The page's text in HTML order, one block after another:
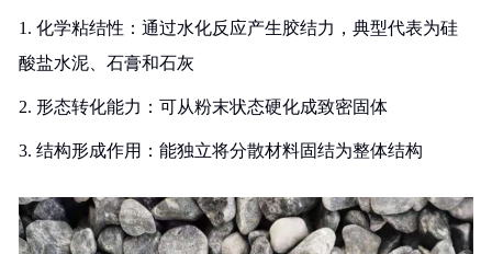
1. 化学粘结性：通过水化反应产生胶结力，典型代表为硅
酸盐水泥、石膏和石灰
2. 形态转化能力：可从粉末状态硬化成致密固体
3. 结构形成作用：能独立将分散材料固结为整体结构